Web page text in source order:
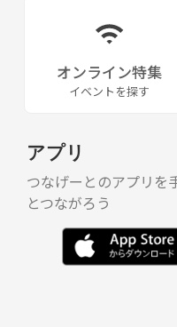
オンライン特集
イベントを探す
アプリ
つなげーとのアプリを
とつながろう